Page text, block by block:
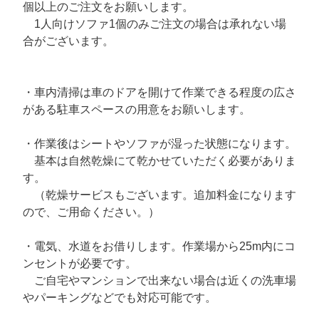
個以上のご注文をお願いします。
1人向けソファ1個のみご注文の場合は承れない場
合がございます。
・車内清掃は車のドアを開けて作業できる程度の広さ
がある駐車スペースの用意をお願いします。
・作業後はシートやソファが湿った状態になります。
基本は自然乾燥にて乾かせていただく必要がありま
す。
（乾燥サービスもございます。追加料金になります
ので、ご用命ください。）
・電気、水道をお借りします。作業場から25m内にコ
ンセントが必要です。
ご自宅やマンションで出来ない場合は近くの洗車場
やパーキングなどでも対応可能です。